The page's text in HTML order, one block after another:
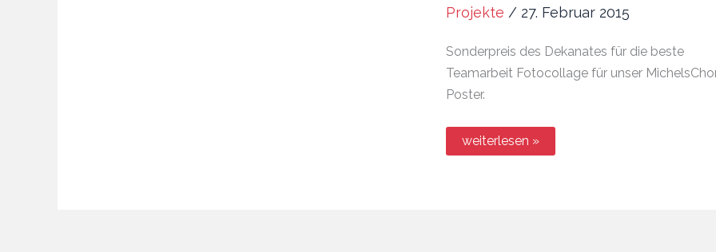
Projekte / 27. Februar 2015
Sonderpreis des Dekanates für die beste
Teamarbeit Fotocollage für unser
Poster.
27.02.2015:
Vernissage
weiterlesen »